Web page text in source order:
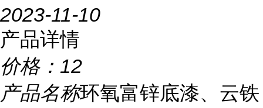
2023-11-10
产品详情
价格： 12
产品名称环氧富锌底漆、云铁